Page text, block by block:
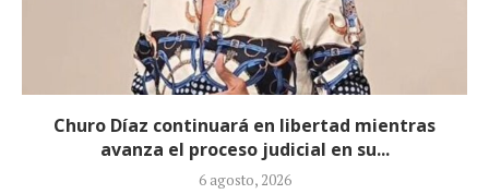
Proceso contra Jorge Alfredo Vargas da un giro
tras retiro de tres...
5 agosto, 2026